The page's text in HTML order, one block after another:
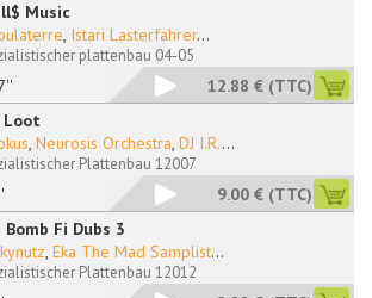
Music
, Istari Lasterfahrer...
plattenbau 04-05
12.88 € (TTC)
Loot
, Neurosis Orchestra, DJ I.R....
Plattenbau 12007
9.00 € (TTC)
Bomb Fi Dubs 3
, Eka The Mad Samplist...
Plattenbau 12012